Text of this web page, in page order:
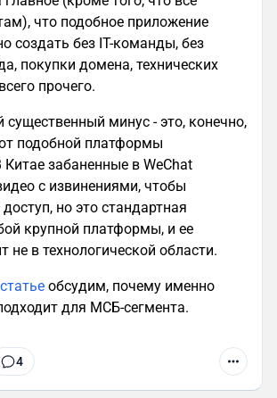
что подобное приложение
создать без IT-команды, без
покупки домена, технических
прочего.
существенный минус - это, конечно,
подобной платформы
забаненные в WeChat
с извинениями, чтобы
но это стандартная
крупной платформы, и ее
не в технологической области.
обсудим, почему именно
для МСБ-сегмента.
4